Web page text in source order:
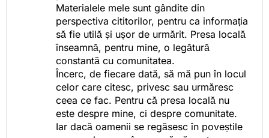
Materialele mele sunt gândite din
perspectiva cititorilor, pentru ca informația
să fie utilă și ușor de urmărit. Presa locală
înseamnă, pentru mine, o legătură
constantă cu comunitatea.
Încerc, de fiecare dată, să mă pun în locul
celor care citesc, privesc sau urmăresc
ceea ce fac. Pentru că presa locală nu
este despre mine, ci despre comunitate.
Iar dacă oamenii se regăsesc în poveștile